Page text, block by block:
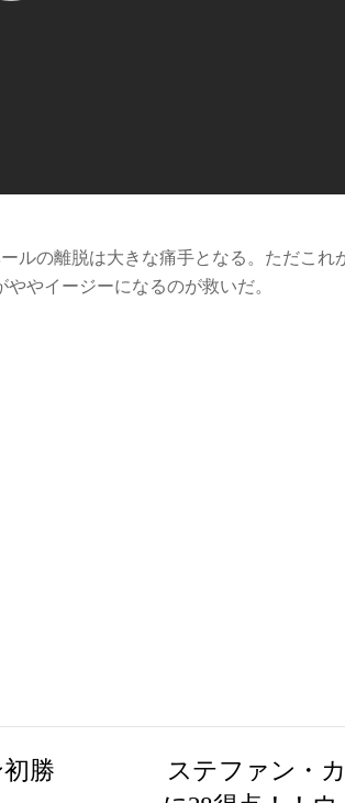
ルの離脱は大きな痛手となる。ただこれ
やイージーになるのが救いだ。
勝
ステファン・